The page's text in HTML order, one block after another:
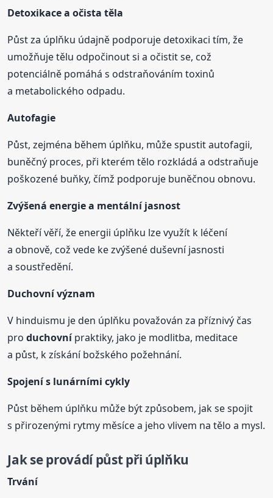
Detoxikace a očista těla
Půst za úplňku údajně podporuje detoxikaci tím, že
umožňuje tělu odpočinout si a očistit se, což
potenciálně pomáhá s odstraňováním toxinů
a metabolického odpadu.
Autofagie
Půst, zejména během úplňku, může spustit autofagii,
buněčný proces, při kterém tělo rozkládá a odstraňuje
poškozené buňky, čímž podporuje buněčnou obnovu.
Zvýšená energie a mentální jasnost
Někteří věří, že energii úplňku lze využít k léčení
a obnově, což vede ke zvýšené duševní jasnosti
a soustředění.
Duchovnívýznam
V hinduismu je den úplňku považován za příznivý čas
produchovnípraktiky, jako je modlitba, meditace
a půst, k získání božského požehnání.
Spojení s lunárními cykly
Půst během úplňku může být způsobem, jak se spojit
s přirozenými rytmy měsíce a jeho vlivem na tělo a mysl.
Jak se provádí půst při úplňku
Trvání